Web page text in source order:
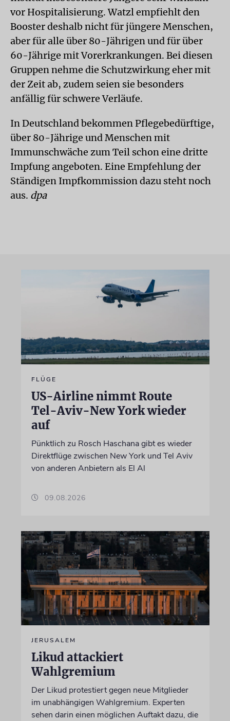
vor Hospitalisierung. Watzl empfiehlt den
Booster deshalb nicht für jüngere Menschen,
aber für alle über 80-Jährigen und für über
60-Jährige mit Vorerkrankungen. Bei diesen
Gruppen nehme die Schutzwirkung eher mit
der Zeit ab, zudem seien sie besonders
anfällig für schwere Verläufe.
In Deutschland bekommen Pflegebedürftige,
über 80-Jährige und Menschen mit
Immunschwäche zum Teil schon eine dritte
Impfung angeboten. Eine Empfehlung der
Ständigen Impfkommission dazu steht noch
aus. dpa
FLÜGE
US-Airline nimmt Route
Tel-Aviv-New York wieder
auf
Pünktlich zu Rosch Haschana gibt es wieder
Direktflüge zwischen New York und Tel Aviv
von anderen Anbietern als El Al
09.08.2026
JERUSALEM
Likud attackiert
Wahlgremium
Der Likud protestiert gegen neue Mitglieder
im unabhängigen Wahlgremium. Experten
sehen darin einen möglichen Auftakt dazu, die